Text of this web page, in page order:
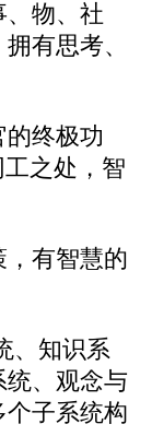
、物、社
有思考、
终极功
之处，智
有智慧的
、知识系
统、观念与
子系统构